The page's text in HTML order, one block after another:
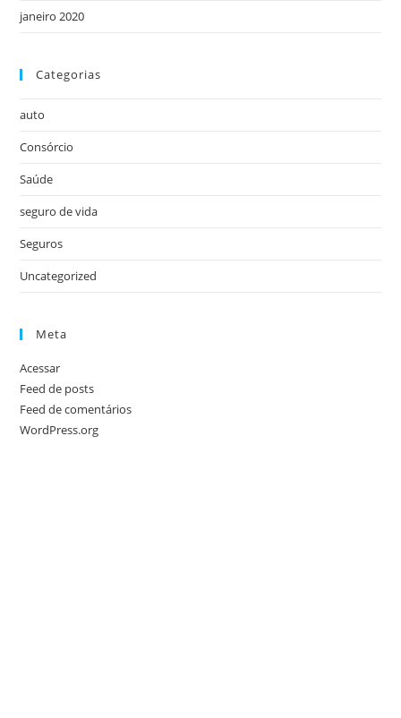
janeiro 2020
Categorias
auto
Consórcio
Saúde
seguro de vida
Seguros
Uncategorized
Meta
Acessar
Feed de posts
Feed de comentários
WordPress.org